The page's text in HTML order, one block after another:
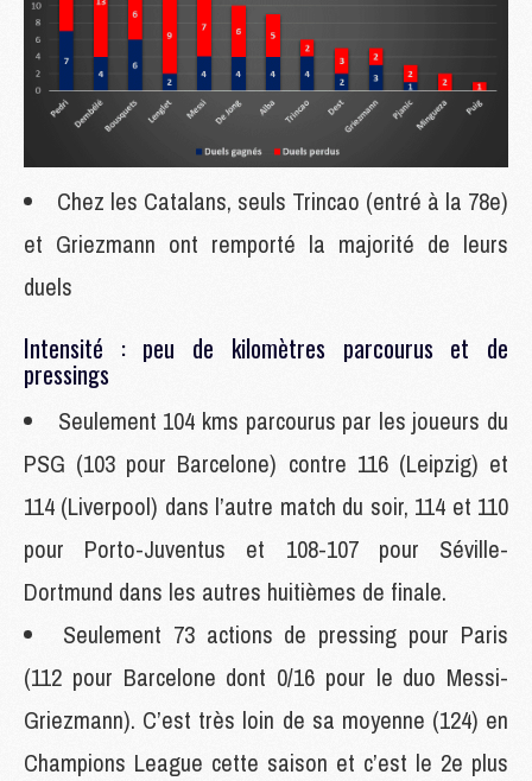
Chez les Catalans, seuls Trincao (entré à la 78e)
et Griezmann ont remporté la majorité de leurs
duels
Intensité : peu de kilomètres parcourus et de
pressings
Seulement 104 kms parcourus par les joueurs du
PSG (103 pour Barcelone) contre 116 (Leipzig) et
114 (Liverpool) dans l’autre match du soir, 114 et 110
pour Porto-Juventus et 108-107 pour Séville-
Dortmund dans les autres huitièmes de finale.
Seulement 73 actions de pressing pour Paris
(112 pour Barcelone dont 0/16 pour le duo Messi-
Griezmann). C’est très loin de sa moyenne (124) en
Champions League cette saison et c’est le 2e plus